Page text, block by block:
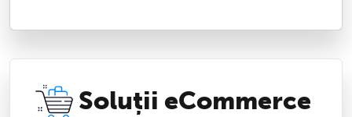
Soluții eCommerce